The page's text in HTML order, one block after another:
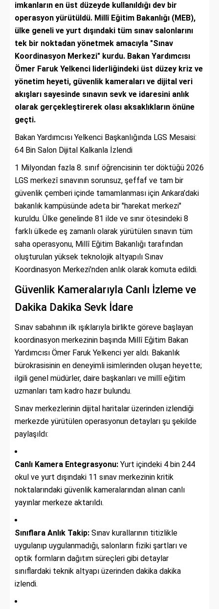
imkanların en üst düzeyde kullanıldığı dev bir
operasyon yürütüldü. Millî Eğitim Bakanlığı (MEB),
ülke geneli ve yurt dışındaki tüm sınav salonlarını
tek bir noktadan yönetmek amacıyla "Sınav
Koordinasyon Merkezi" kurdu. Bakan Yardımcısı
Ömer Faruk Yelkenci liderliğindeki üst düzey kriz ve
yönetim heyeti, güvenlik kameraları ve dijital veri
akışları sayesinde sınavın sevk ve idaresini anlık
olarak gerçekleştirerek olası aksaklıkların önüne
geçti.
Bakan Yardımcısı Yelkenci Başkanlığında LGS Mesaisi:
64 Bin Salon Dijital Kalkanla İzlendi
1 Milyondan fazla 8. sınıf öğrencisinin ter döktüğü 2026
LGS merkezî sınavının sorunsuz, şeffaf ve tam bir
güvenlik çemberi içinde tamamlanması için Ankara’daki
bakanlık kampüsünde adeta bir "harekat merkezi"
kuruldu. Ülke genelinde 81 ilde ve sınır ötesindeki 8
farklı ülkede eş zamanlı olarak yürütülen sınavın tüm
saha operasyonu, Millî Eğitim Bakanlığı tarafından
oluşturulan yüksek teknolojik altyapılı Sınav
Koordinasyon Merkezi'nden anlık olarak komuta edildi.
Güvenlik Kameralarıyla Canlı İzleme ve
Dakika Dakika Sevk İdare
Sınav sabahının ilk ışıklarıyla birlikte göreve başlayan
koordinasyon merkezinin başında Millî Eğitim Bakan
Yardımcısı Ömer Faruk Yelkenci yer aldı. Bakanlık
bürokrasisinin en deneyimli isimlerinden oluşan heyette;
ilgili genel müdürler, daire başkanları ve millî eğitim
uzmanları tam kadro hazır bulundu.
Sınav merkezlerinin dijital haritalar üzerinden izlendiği
merkezde yürütülen operasyonun detayları şu şekilde
paylaşıldı:
Canlı Kamera Entegrasyonu: Yurt içindeki 4 bin 244
okul ve yurt dışındaki 11 sınav merkezinin kritik
noktalarındaki güvenlik kameralarından alınan canlı
yayınlar merkeze aktarıldı.
Sınıflara Anlık Takip: Sınav kurallarının titizlikle
uygulanıp uygulanmadığı, salonların fiziki şartları ve
optik formların dağıtım süreçleri gibi detaylar
sınıflardaki teknik altyapı üzerinden dakika dakika
izlendi.